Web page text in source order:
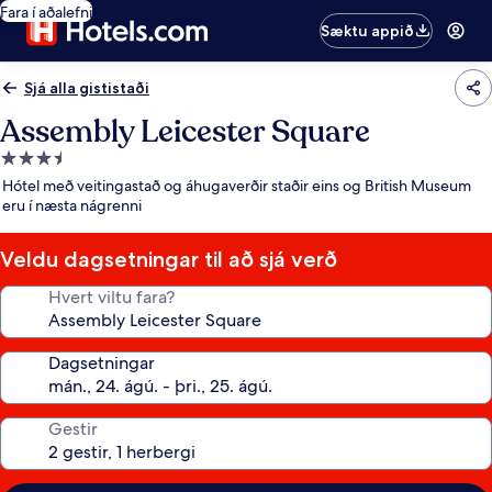
Fara í aðalefni
Sæktu appið
Sjá alla gististaði
Assembly Leicester Square
3.5
stjörnu
gististaður
Hótel með veitingastað og áhugaverðir staðir eins og British Museum
eru í næsta nágrenni
Veldu dagsetningar til að sjá verð
Hvert viltu fara?
Dagsetningar
Gestir